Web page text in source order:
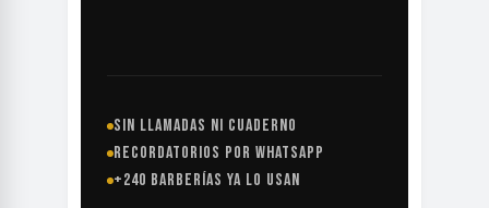
SIN LLAMADAS NI CUADERNO
RECORDATORIOS POR WHATSAPP
+240 BARBERÍAS YA LO USAN